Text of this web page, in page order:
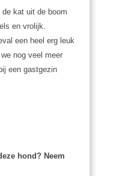
de kat uit de boom
en vrolijk.
een heel erg leuk
nog veel meer
een gastgezin
hond? Neem